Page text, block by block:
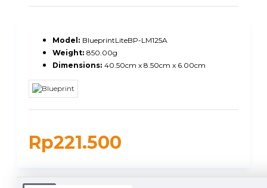
Rp221.500
Model: BlueprintLiteBP-LM125A
Weight: 850.00g
Dimensions: 40.50cm x 8.50cm x 6.00cm
DUKUNGAN PENGIRIMAN